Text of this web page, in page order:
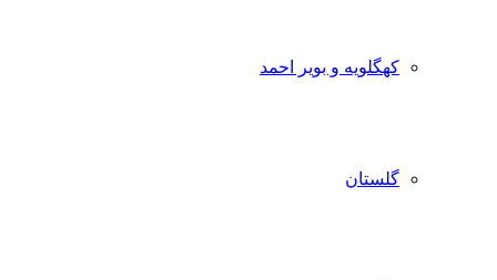
کهگلویه و بویر احمد
گلستان